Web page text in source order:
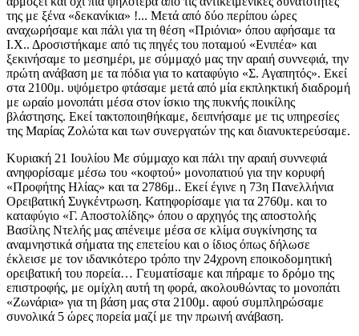
της με ξένα «δεκανίκια» !... Μετά από δύο περίπου ώρες
αναχωρήσαμε και πάλι για τη θέση «Πριόνια» όπου αφήσαμε τα
Ι.Χ.. Δροσιστήκαμε από τις πηγές του ποταμού «Ενιπέα» και
ξεκινήσαμε το μεσημέρι, με σύμμαχό μας την αραιή συννεφιά, την
πρώτη ανάβαση με τα πόδια για το καταφύγιο «Σ. Αγαπητός». Εκεί
στα 2100μ. υψόμετρο φτάσαμε μετά από μία εκπληκτική διαδρομή
με ωραίο μονοπάτι μέσα στον ίσκιο της πυκνής ποικίλης
βλάστησης. Εκεί τακτοποιηθήκαμε, δειπνήσαμε με τις υπηρεσίες
της Μαρίας Ζολώτα και των συνεργατών της και διανυκτερεύσαμε.
Κυριακή 21 Ιουλίου Με σύμμαχο και πάλι την αραιή συννεφιά
ανηφορίσαμε μέσω του «κοφτού» μονοπατιού για την κορυφή
«Προφήτης Ηλίας» και τα 2786μ.. Εκεί έγινε η 73η Πανελλήνια
Ορειβατική Συγκέντρωση. Κατηφορίσαμε για τα 2760μ. και το
καταφύγιο «Γ. Αποστολίδης» όπου ο αρχηγός της αποστολής
Βασίλης Ντελής μας απένειμε μέσα σε κλίμα συγκίνησης τα
αναμνηστικά σήματα της επετείου και ο ίδιος όπως δήλωσε
έκλεισε με τον ιδανικότερο τρόπο την 24χρονη εποικοδομητική
ορειβατική του πορεία… Γευματίσαμε και πήραμε το δρόμο της
επιστροφής, με ομίχλη αυτή τη φορά, ακολουθώντας το μονοπάτι
«Ζωνάρια» για τη βάση μας στα 2100μ. αφού συμπληρώσαμε
συνολικά 5 ώρες πορεία μαζί με την πρωινή ανάβαση.